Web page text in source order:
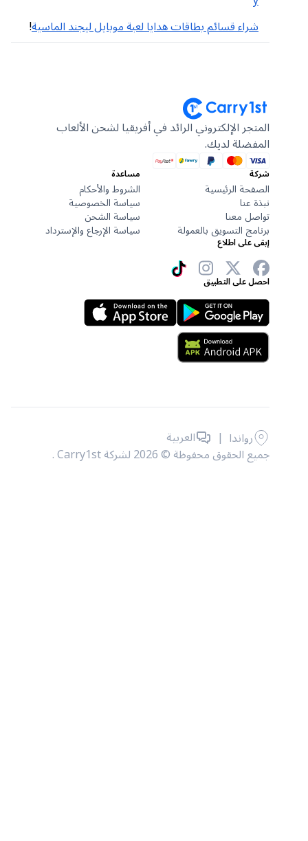
شراء قسائم بطاقات هدايا لعبة موبايل ليجند الماسية!
المتجر الإلكتروني الرائد في أفريقيا لشحن الألعاب
المفضلة لديك.
الصفحة الرئيسية
نبذة عنا
تواصل معنا
برنامج التسويق بالعمولة
مساعدة
الشروط والأحكام
سياسة الخصوصية
سياسة الشحن
سياسة الإرجاع والإسترداد
إبقى على اطلاع
احصل على التطبيق
جميع الحقوق محفوظة © 2026 لشركة Carry1st .
رواندا | العربية